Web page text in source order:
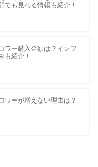
でも見れる情報も紹介！
ワー購入金額は？インフ
も紹介！
ワーが増えない理由は？